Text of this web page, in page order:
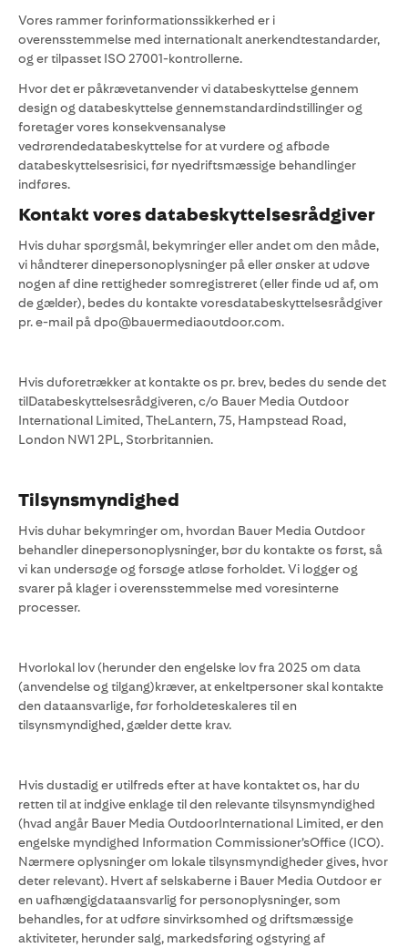
Vores rammer forinformationssikkerhed er i
overensstemmelse med internationalt anerkendtestandarder,
og er tilpasset ISO 27001-kontrollerne.
Hvor det er påkrævetanvender vi databeskyttelse gennem
design og databeskyttelse gennemstandardindstillinger og
foretager vores konsekvensanalyse
vedrørendedatabeskyttelse for at vurdere og afbøde
databeskyttelsesrisici, før nyedriftsmæssige behandlinger
indføres.
Kontakt vores databeskyttelsesrådgiver
Hvis duhar spørgsmål, bekymringer eller andet om den måde,
vi håndterer dinepersonoplysninger på eller ønsker at udøve
nogen af dine rettigheder somregistreret (eller finde ud af, om
de gælder), bedes du kontakte voresdatabeskyttelsesrådgiver
pr. e-mail på dpo@bauermediaoutdoor.com.
Hvis duforetrækker at kontakte os pr. brev, bedes du sende det
tilDatabeskyttelsesrådgiveren, c/o Bauer Media Outdoor
International Limited, TheLantern, 75, Hampstead Road,
London NW1 2PL, Storbritannien.
Tilsynsmyndighed
Hvis duhar bekymringer om, hvordan Bauer Media Outdoor
behandler dinepersonoplysninger, bør du kontakte os først, så
vi kan undersøge og forsøge atløse forholdet. Vi logger og
svarer på klager i overensstemmelse med voresinterne
processer.
Hvorlokal lov (herunder den engelske lov fra 2025 om data
(anvendelse og tilgang)kræver, at enkeltpersoner skal kontakte
den dataansvarlige, før forholdeteskaleres til en
tilsynsmyndighed, gælder dette krav.
Hvis dustadig er utilfreds efter at have kontaktet os, har du
retten til at indgive enklage til den relevante tilsynsmyndighed
(hvad angår Bauer Media OutdoorInternational Limited, er den
engelske myndighed Information Commissioner’sOffice (ICO).
Nærmere oplysninger om lokale tilsynsmyndigheder gives, hvor
deter relevant). Hvert af selskaberne i Bauer Media Outdoor er
en uafhængigdataansvarlig for personoplysninger, som
behandles, for at udføre sinvirksomhed og driftsmæssige
aktiviteter, herunder salg, markedsføring ogstyring af